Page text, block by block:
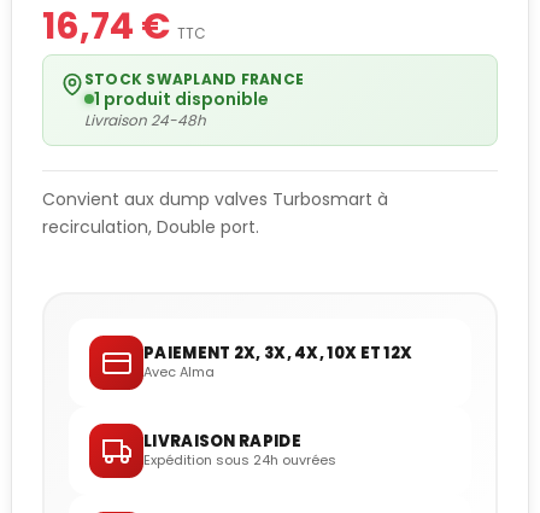
16,74 € TTC
STOCK SWAPLAND FRANCE
1 produit disponible
Livraison 24-48h
Convient aux dump valves Turbosmart à
recirculation, Double port.
PAIEMENT 2X, 3X, 4X, 10X ET 12X
Avec Alma
LIVRAISON RAPIDE
Expédition sous 24h ouvrées